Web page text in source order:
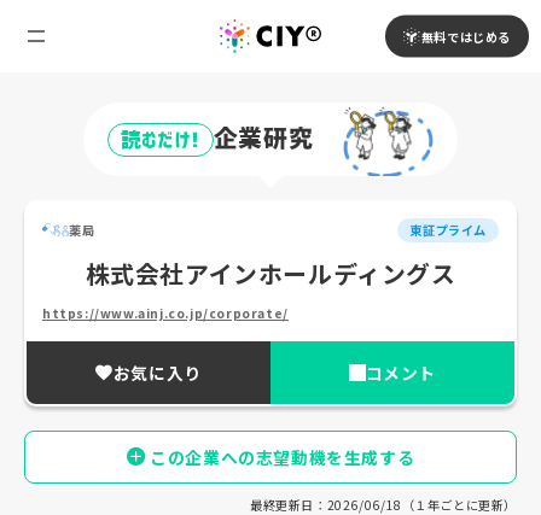
無料ではじめる
読むだけ! 企業研究
薬局 東証プライム
株式会社アインホールディングス
https://www.ainj.co.jp/corporate/
お気に入り コメント
この企業への志望動機を生成する
最終更新日：2026/06/18（１年ごとに更新）